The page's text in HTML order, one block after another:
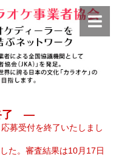
了 —
募受付を終了いたしまし
た。審査結果は10月17日